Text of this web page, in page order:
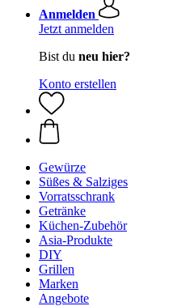
Anmelden
Jetzt anmelden
Bist du neu hier?
Konto erstellen
Gewürze
Süßes & Salziges
Vorratsschrank
Getränke
Küchen-Zubehör
Asia-Produkte
DIY
Grillen
Marken
Angebote